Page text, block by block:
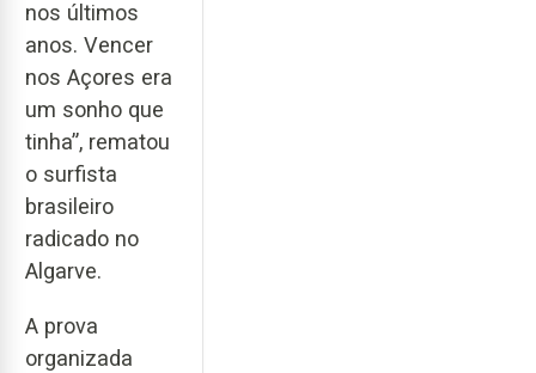
nos últimos
anos. Vencer
nos Açores era
um sonho que
tinha”, rematou
o surfista
brasileiro
radicado no
Algarve.
A prova
organizada